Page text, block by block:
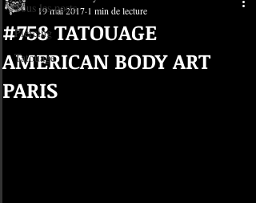
Tous les posts
Piercing
Tatouage
#758 TATOUAGE
AMERICAN BODY ART
PARIS
19 mai 2017 1 min de lecture